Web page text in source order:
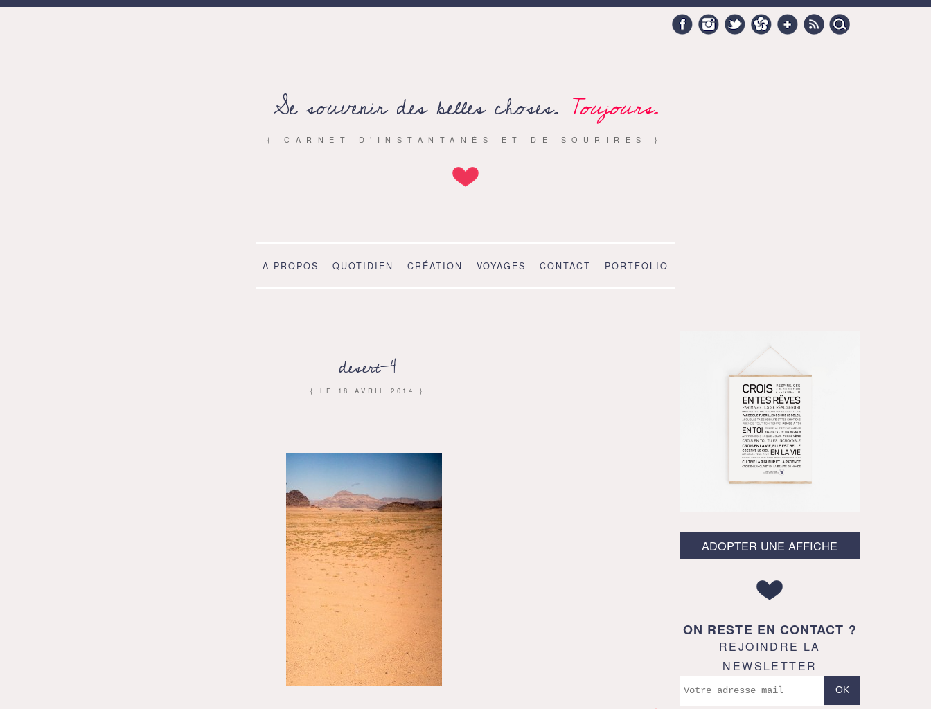
Search
for:
FacebookInstagramTwitter HellocotonGoogle +
RSS
Se souvenir des belles choses. Toujours.
{ CARNET D’INSTANTANÉS ET DE SOURIRES }
A PROPOS QUOTIDIEN CRÉATION VOYAGES CONTACT PORTFOLIO
desert-4
{ LE 18 AVRIL 2014 }
ADOPTER UNE AFFICHE
ON RESTE EN CONTACT ?
REJOINDRE LA
NEWSLETTER